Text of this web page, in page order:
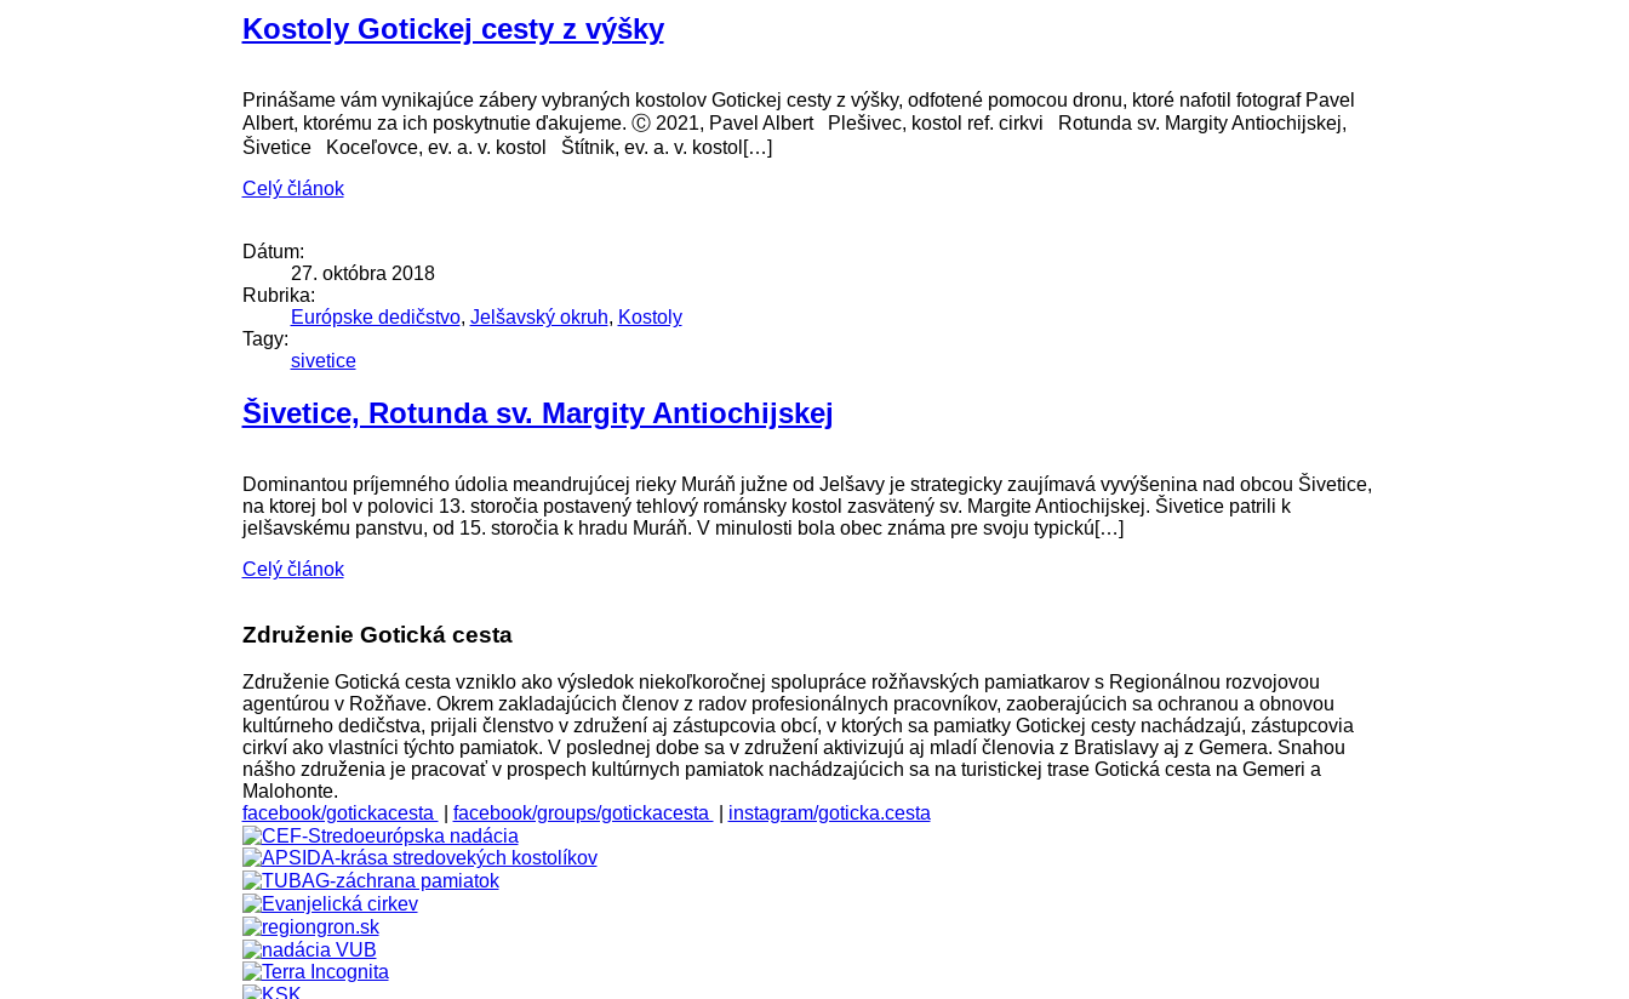
Kostoly Gotickej cesty z výšky
Prinášame vám vynikajúce zábery vybraných kostolov Gotickej cesty z výšky, odfotené pomocou dronu, ktoré nafotil fotograf Pavel
Albert, ktorému za ich poskytnutie ďakujeme. Ⓒ 2021, Pavel Albert Plešivec, kostol ref. cirkvi Rotunda sv. Margity Antiochijskej,
Šivetice Koceľovce, ev. a. v. kostol Štítnik, ev. a. v. kostol[…]
Celý článok
Dátum:
27. októbra 2018
Rubrika:
Európske dedičstvo, Jelšavský okruh, Kostoly
Tagy:
sivetice
Šivetice, Rotunda sv. Margity Antiochijskej
Dominantou príjemného údolia meandrujúcej rieky Muráň južne od Jelšavy je strategicky zaujímavá vyvýšenina nad obcou Šivetice,
na ktorej bol v polovici 13. storočia postavený tehlový románsky kostol zasvätený sv. Margite Antiochijskej. Šivetice patrili k
jelšavskému panstvu, od 15. storočia k hradu Muráň. V minulosti bola obec známa pre svoju typickú[…]
Celý článok
Združenie Gotická cesta
Združenie Gotická cesta vzniklo ako výsledok niekoľkoročnej spolupráce rožňavských pamiatkarov s Regionálnou rozvojovou
agentúrou v Rožňave. Okrem zakladajúcich členov z radov profesionálnych pracovníkov, zaoberajúcich sa ochranou a obnovou
kultúrneho dedičstva, prijali členstvo v združení aj zástupcovia obcí, v ktorých sa pamiatky Gotickej cesty nachádzajú, zástupcovia
cirkví ako vlastníci týchto pamiatok. V poslednej dobe sa v združení aktivizujú aj mladí členovia z Bratislavy aj z Gemera. Snahou
nášho združenia je pracovať v prospech kultúrnych pamiatok nachádzajúcich sa na turistickej trase Gotická cesta na Gemeri a
Malohonte.
facebook/gotickacesta
facebook/groups/gotickacesta instagram/goticka.cesta